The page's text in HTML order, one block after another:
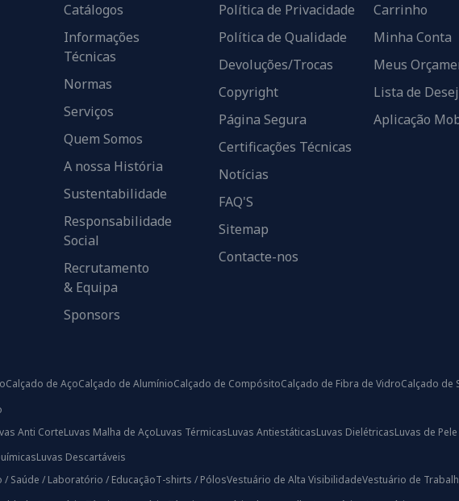
Catálogos
Informações
Técnicas
Normas
Serviços
Quem Somos
A nossa História
Sustentabilidade
Responsabilidade
Social
Recrutamento
& Equipa
Sponsors
Política de Privacidade
Política de Qualidade
Devoluções/Trocas
Copyright
Página Segura
Certificações Técnicas
Notícias
FAQ'S
Sitemap
Contacte-nos
Carrinho
Minha Conta
Meus
Lista de
Aplicação
Calçado de AçoCalçado de AlumínioCalçado de CompósitoCalçado de Fibra de VidroCalçado de
Anti CorteLuvas Malha de AçoLuvas TérmicasLuvas AntiestáticasLuvas DielétricasLuvas de
Luvas Descartáveis
/ Saúde / Laboratório / EducaçãoT-shirts / PólosVestuário de Alta VisibilidadeVestuário de